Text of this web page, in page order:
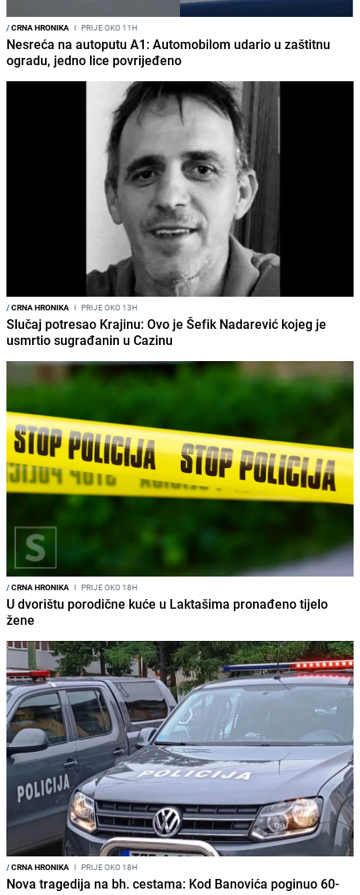
/CRNA HRONIKA I PRIJE OKO 11H
Nesreća na autoputu A1: Automobilom udario u zaštitnu
ogradu, jedno lice povrijeđeno
/CRNA HRONIKA I PRIJE OKO 13H
Slučaj potresao Krajinu: Ovo je Šefik Nadarević kojeg je
usmrtio sugrađanin u Cazinu
/CRNA HRONIKA I PRIJE OKO 18H
U dvorištu porodične kuće u Laktašima pronađeno tijelo
žene
/CRNA HRONIKA I PRIJE OKO 18H
Nova tragedija na bh. cestama: Kod Banovića poginuo 60-